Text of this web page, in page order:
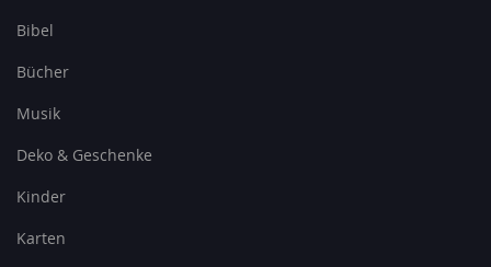
Bibel
Bücher
Musik
Deko & Geschenke
Kinder
Karten